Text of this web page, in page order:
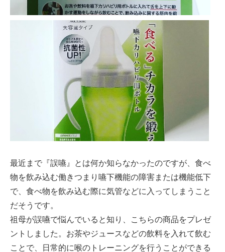
最近まで『誤嚥』とは何か知らなかったのですが、食べ
物を飲み込む働きつまり嚥下機能の障害または機能低下
で、食べ物を飲み込む際に気管などに入ってしまうこと
だそうです。
祖母が誤嚥で悩んでいると知り、こちらの商品をプレゼ
ントしました。お茶やジュースなどの飲料を入れて飲む
ことで、日常的に喉のトレーニングを行うことができる